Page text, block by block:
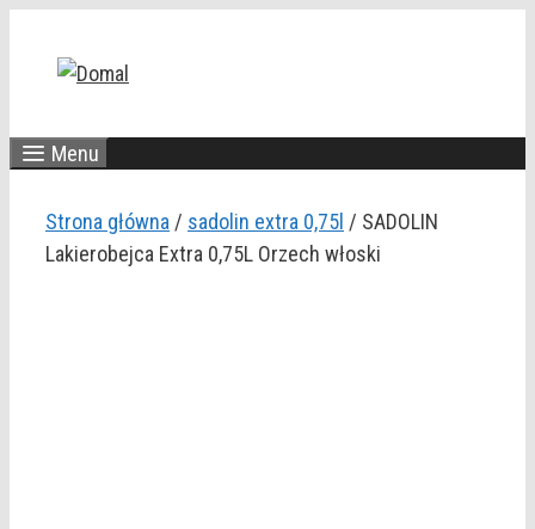
Menu
Strona główna / sadolin extra 0,75l / SADOLIN
Lakierobejca Extra 0,75L Orzech włoski